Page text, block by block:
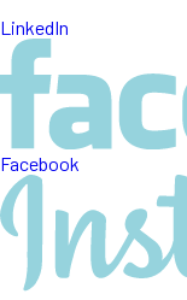
LinkedIn
Facebook